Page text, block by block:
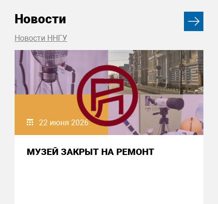
Новости
Новости ННГУ
22 июня 2026
МУЗЕЙ ЗАКРЫТ НА РЕМОНТ